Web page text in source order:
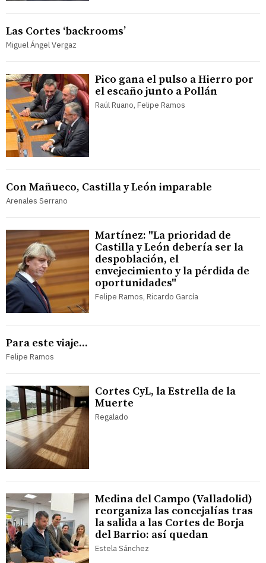
Las Cortes ‘backrooms’
Miguel Ángel Vergaz
Pico gana el pulso a Hierro por
el escaño junto a Pollán
Raúl Ruano, Felipe Ramos
Con Mañueco, Castilla y León imparable
Arenales Serrano
Martínez: "La prioridad de
Castilla y León debería ser la
despoblación, el
envejecimiento y la pérdida de
oportunidades"
Felipe Ramos, Ricardo García
Para este viaje...
Felipe Ramos
Cortes CyL, la Estrella de la
Muerte
Regalado
Medina del Campo (Valladolid)
reorganiza las concejalías tras
la salida a las Cortes de Borja
del Barrio: así quedan
Estela Sánchez